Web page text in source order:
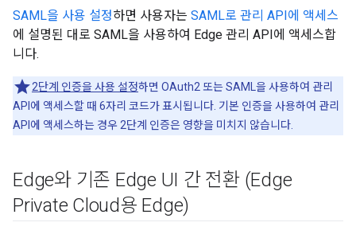
SAML을 사용 설정하면 사용자는 SAML로 관리 API에 액세스
에 설명된 대로 SAML을 사용하여 Edge 관리 API에 액세스합
니다.
2단계 인증을 사용 설정하면 OAuth2 또는 SAML을 사용하여 관리
API에 액세스할 때 6자리 코드가 표시됩니다. 기본 인증을 사용하여 관리
API에 액세스하는 경우 2단계 인증은 영향을 미치지 않습니다.
Edge와 기존 Edge UI 간 전환 (Edge
Private Cloud용 Edge)